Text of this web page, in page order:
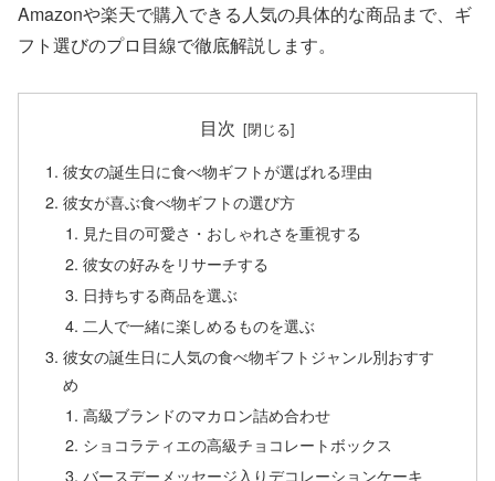
Amazonや楽天で購入できる人気の具体的な商品まで、ギ
フト選びのプロ目線で徹底解説します。
目次
彼女の誕生日に食べ物ギフトが選ばれる理由
彼女が喜ぶ食べ物ギフトの選び方
見た目の可愛さ・おしゃれさを重視する
彼女の好みをリサーチする
日持ちする商品を選ぶ
二人で一緒に楽しめるものを選ぶ
彼女の誕生日に人気の食べ物ギフトジャンル別おすす
め
高級ブランドのマカロン詰め合わせ
ショコラティエの高級チョコレートボックス
バースデーメッセージ入りデコレーションケーキ